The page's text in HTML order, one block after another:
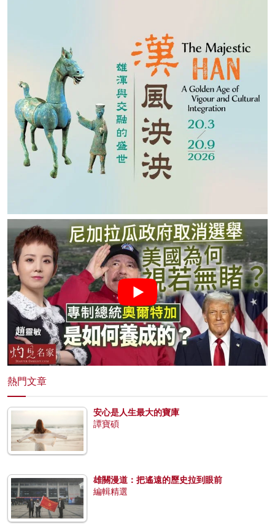
熱門文章
安心是人生最大的寶庫
譚寶碩
雄關漫道：把遙遠的歷史拉到眼前
編輯精選